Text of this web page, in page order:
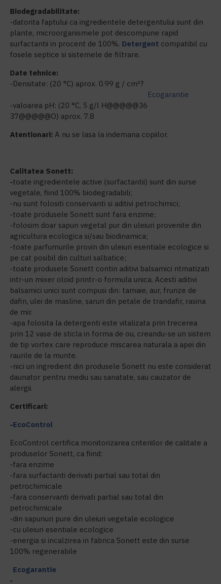
Biodegradabilitate:
-datorita faptului ca ingredientele detergentului sunt din
plante, microorganismele pot descompune rapid
surfactantii in procent de 100%. Detergent compatibil cu
fosele septice si sistemele de filtrare.
Date tehnice:
-Densitate: (20 °C) aprox. 0.99 g / cm³?
-valoarea pH: (20 °C, 5 g/l H@@@@@36
Ecogarantie
37@@@@@O) aprox. 7.8
Atentionari: A nu se lasa la indemana copiilor.
Calitatea Sonett:
-toate ingredientele active (surfactantii) sunt din surse
vegetale, fiind 100% biodegradabili;
-nu sunt folositi conservanti si aditivi petrochimici;
-toate produsele Sonett sunt fara enzime;
-folosim doar sapun vegetal pur din uleiuri provenite din
agricultura ecologica si/sau biodinamica;
-toate parfumurile provin din uleiuri esentiale ecologice si
pe cat posibil din culturi salbatice;
-toate produsele Sonett contin aditivi balsamici ritmatizati
intr-un mixer oloid printr-o formula unica. Acesti aditivi
balsamici unici sunt compusi din: tamaie, aur, frunze de
dafin, ulei de masline, saruri din petale de trandafir, rasina
de mir.
-apa folosita la detergenti este vitalizata prin trecerea
prin 12 vase de sticla in forma de ou, creandu-se un sistem
de tip vortex care reproduce miscarea naturala a apei din
raurile de la munte.
-nici un ingredient din produsele Sonett nu este considerat
daunator pentru mediu sau sanatate, sau cauzator de
alergii.
Certificari:
-EcoControl
EcoControl certifica monitorizarea criteriilor de calitate a
produselor Sonett, ca fiind:
-fara enzime
-fara surfactanti derivati partial sau total din
petrochimicale
-fara conservanti derivati partial sau total din
petrochimicale
-din sapunuri pure din uleiuri vegetale ecologice
-cu uleiuri esentiale ecologice
-energia si incalzirea in fabrica Sonett este din surse
100% regenerabile
-
Ecogarantie